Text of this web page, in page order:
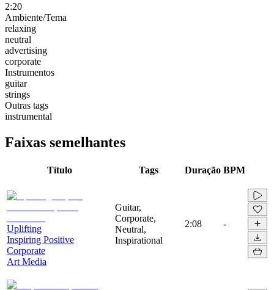
2:20
Ambiente/Tema
relaxing
neutral
advertising
corporate
Instrumentos
guitar
strings
Outras tags
instrumental
Faixas semelhantes
Título Tags Duração BPM
Uplifting
Inspiring Positive
Corporate
Art Media
Guitar,
Corporate,
Neutral,
Inspirational
2:08 -